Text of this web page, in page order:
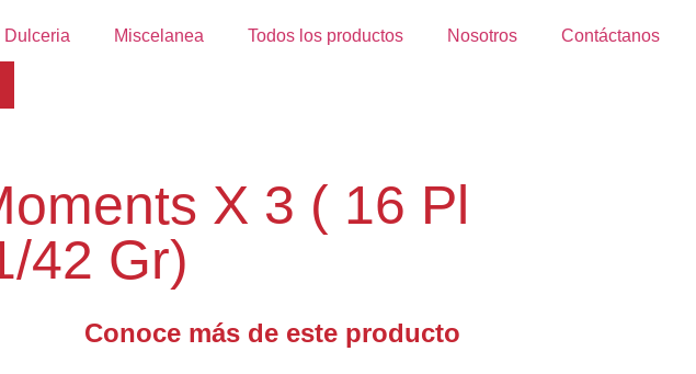
Dulceria Miscelanea Todos los productos Nosotros Contáctanos
X 3 ( 16 Pl
42 Gr)
Conoce más de este producto